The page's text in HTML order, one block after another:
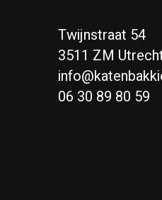
Twijnstraat 54
3511 ZM
06 30 89 80 59